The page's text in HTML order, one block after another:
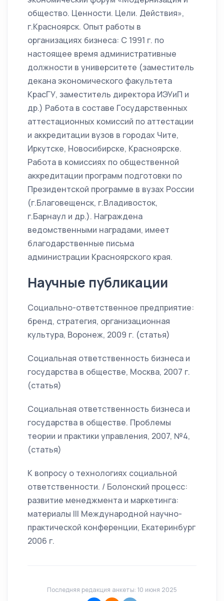
общество. Ценности. Цели. Действия»,
г.Красноярск. Опыт работы в
организациях бизнеса: С 1991 г. по
настоящее время административные
должности в университете (заместитель
декана экономического факультета
КрасГУ, заместитель директора ИЭУиП и
др.) Работа в составе Государственных
аттестационных комиссий по аттестации
и аккредитации вузов в городах Чите,
Иркутске, Новосибирске, Красноярске.
Работа в комиссиях по общественной
аккредитации программ подготовки по
Президентской программе в вузах России
(г.Благовещенск, г.Владивосток,
г.Барнаул и др.). Награждена
ведомственными наградами, имеет
благодарственные письма
администрации Красноярского края.
Научные публикации
Социально-ответственное предприятие:
бренд, стратегия, организационная
культура, Воронеж, 2009 г. (статья)
Социальная ответственность бизнеса и
государства в обществе, Москва, 2007 г.
(статья)
Социальная ответственность бизнеса и
государства в обществе. Проблемы
теории и практики управления, 2007, №4,
(статья)
К вопросу о технологиях социальной
ответственности. / Болонский процесс:
развитие менеджмента и маркетинга:
материалы III Международной научно-
практической конференции, Екатеринбург
2006 г.
Последняя редакция анкеты: 10 июня 2025